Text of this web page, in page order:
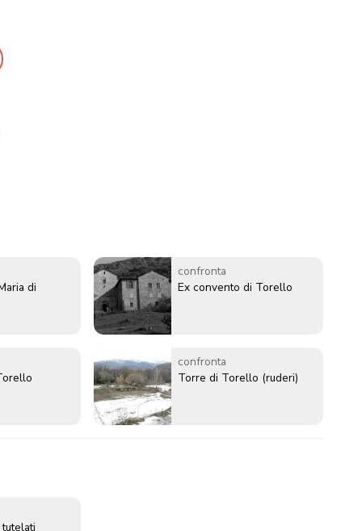
di
confronta
Ex convento di Torello
confronta
Torre di Torello (ruderi)